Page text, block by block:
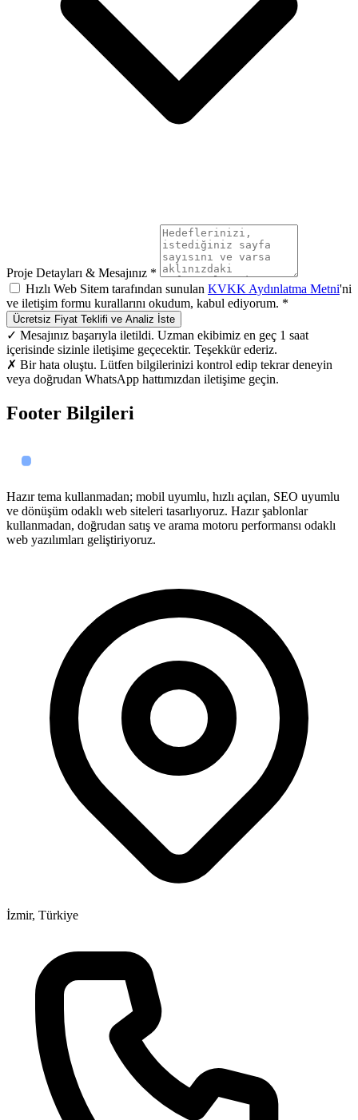
Proje Detayları & Mesajınız *
Hızlı Web Sitem tarafından sunulan KVKK Aydınlatma Metni'ni
ve iletişim formu kurallarını okudum, kabul ediyorum. *
Ücretsiz Fiyat Teklifi ve Analiz İste
✓ Mesajınız başarıyla iletildi. Uzman ekibimiz en geç 1 saat
içerisinde sizinle iletişime geçecektir. Teşekkür ederiz.
✗ Bir hata oluştu. Lütfen bilgilerinizi kontrol edip tekrar deneyin
veya doğrudan WhatsApp hattımızdan iletişime geçin.
Footer Bilgileri
Hazır tema kullanmadan; mobil uyumlu, hızlı açılan, SEO uyumlu
ve dönüşüm odaklı web siteleri tasarlıyoruz. Hazır şablonlar
kullanmadan, doğrudan satış ve arama motoru performansı odaklı
web yazılımları geliştiriyoruz.
İzmir, Türkiye